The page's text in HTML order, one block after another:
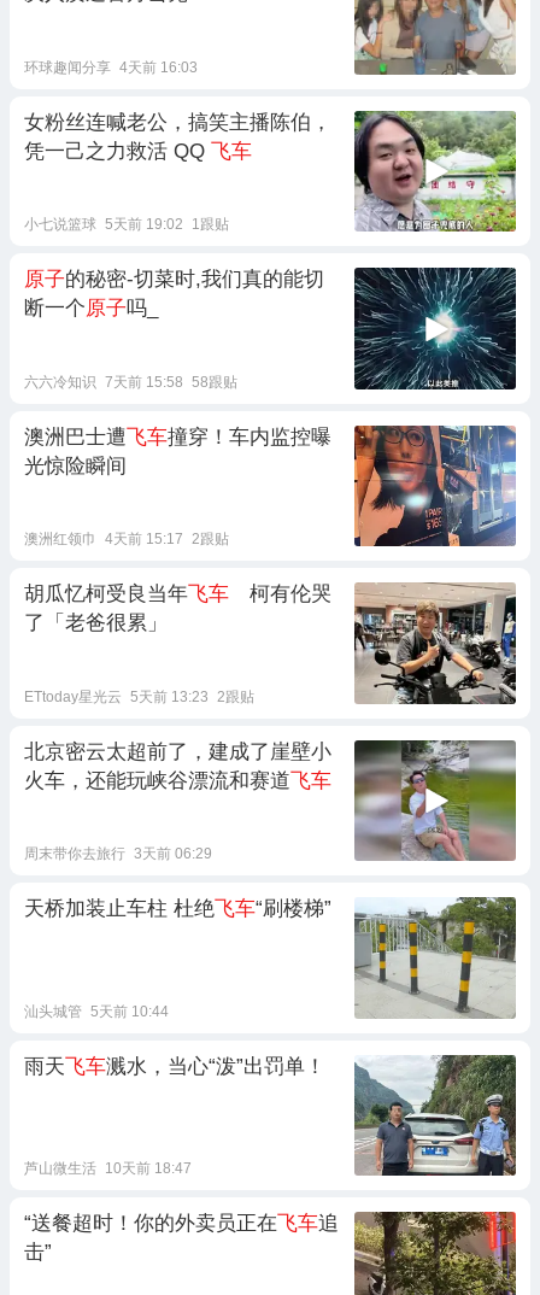
环球趣闻分享 4天前 16:03
女粉丝连喊老公，搞笑主播陈伯，
凭一己之力救活 QQ 飞车
小七说篮球 5天前 19:02 1跟贴
原子的秘密-切菜时,我们真的能切
断一个原子吗_
六六冷知识 7天前 15:58 58跟贴
澳洲巴士遭飞车撞穿！车内监控曝
光惊险瞬间
澳洲红领巾 4天前 15:17 2跟贴
胡瓜忆柯受良当年 飞车 柯有伦哭
了「老爸很累」
ETtoday星光云 5天前 13:23 2跟贴
北京密云太超前了，建成了崖壁小
火车，还能玩峡谷漂流和赛道飞车
周末带你去旅行 3天前 06:29
天桥加装止车柱 杜绝 飞车“刷楼梯”
汕头城管 5天前 10:44
雨天飞车溅水，当心“泼”出罚单！
芦山微生活 10天前 18:47
“送餐超时！你的外卖员正在飞车追
击”